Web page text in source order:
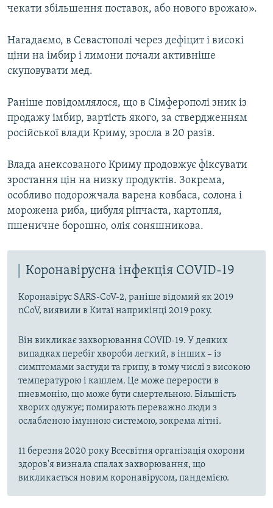
чекати збільшення поставок, або нового врожаю».
Нагадаємо, в Севастополі через дефіцит і високі
ціни на імбир і лимони почали активніше
скуповувати мед.
Раніше повідомлялося, що в Сімферополі зник із
продажу імбир, вартість якого, за ствердженням
російської влади Криму, зросла в 20 разів.
Влада анексованого Криму продовжує фіксувати
зростання цін на низку продуктів. Зокрема,
особливо подорожчала варена ковбаса, солона і
морожена риба, цибуля ріпчаста, картопля,
пшеничне борошно, олія соняшникова.
Коронавірусна інфекція COVID-19
Коронавірус SARS-CoV-2, раніше відомий як 2019
nCoV, виявили в Китаї наприкінці 2019 року.
Він викликає захворювання COVID-19. У деяких
випадках перебіг хвороби легкий, в інших – із
симптомами застуди та грипу, в тому числі з високою
температурою і кашлем. Це може перерости в
пневмонію, що може бути смертельною. Більшість
хворих одужує; помирають переважно люди з
ослабленою імунною системою, зокрема літні.
11 березня 2020 року Всесвітня організація охорони
здоров'я визнала спалах захворювання, що
викликається новим коронавірусом, пандемією.